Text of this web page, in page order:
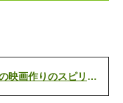
「ウェス・アンダーソンの映画作りのスピリットに魅せられた」